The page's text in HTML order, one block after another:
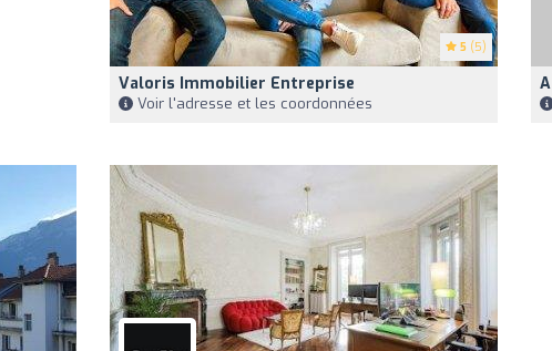
5 (5)
Valoris Immobilier Entreprise
Voir l'adresse et les coordonnées